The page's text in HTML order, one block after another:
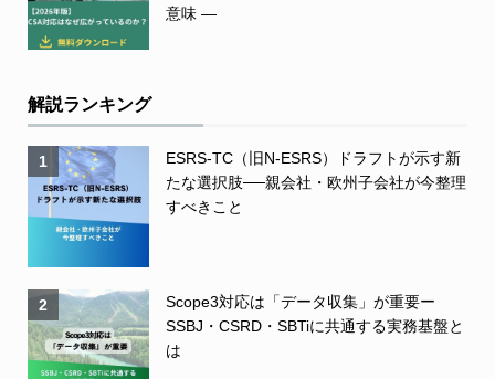
意味 ―
解説ランキング
1
ESRS-TC（旧N-ESRS）ドラフトが示す新
たな選択肢──親会社・欧州子会社が今整理
すべきこと
2
Scope3対応は「データ収集」が重要ー
SSBJ・CSRD・SBTiに共通する実務基盤と
は